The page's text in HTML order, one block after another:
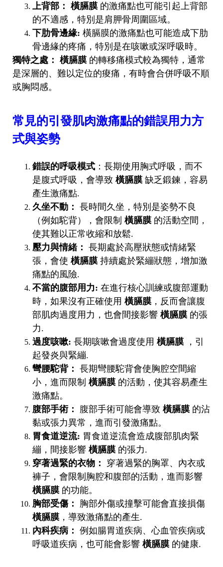
上背部：
橫膈膜 的激痛點也可能引起上背部
的不適感，特別是肩胛骨周圍區域。
下肋骨邊緣: 橫膈膜的激痛點也可能造成下肋
骨邊緣的疼痛，特別是在咳嗽或深呼吸時。
獨特之處：
橫膈膜 的轉移痛模式較為獨特，通常
是深層的、難以定位的痠痛，有時會合併呼吸不順
或胸悶感。
常見的引發肌肉激痛點的錯誤用力方
式與姿勢
錯誤的呼吸模式 ：長期使用胸式呼吸，而不
是腹式呼吸，會導致橫膈膜 缺乏鍛鍊，容易
產生激痛點.
久坐不動： 長時間久坐，特別是姿勢不良
（例如駝背），會限制橫膈膜 的活動空間，
使其難以正常收縮和放鬆.
壓力與情緒： 長期處於高壓狀態或情緒緊
張，會使橫膈膜 持續處於緊繃狀態，增加激
痛點的風險.
不當的腹部用力: 在進行核心訓練或腹部運動
時，如果沒有正確使用橫膈膜 ，反而會讓腹
部肌肉過度用力，也會間接影響橫膈膜 的張
力.
過度咳嗽: 長期咳嗽會過度使用橫膈膜 ，引
起發炎與緊繃.
彎腰駝背： 長期彎腰駝背會使胸腔空間縮
小，進而限制橫膈膜 的活動，使其容易產生
激痛點。
腹部手術：
腹部手術可能會導致橫膈膜 的沾
黏或張力異常，進而引發激痛點。
胃食道逆流: 胃食道逆流會造成腹部肌肉緊
繃，間接影響橫膈膜 的張力.
穿著過緊的衣物：
穿著過緊的胸罩、內衣或
褲子，會限制胸腔和腹部的活動，進而影響
橫膈膜 的功能。
胸部受傷：
胸部外傷或撞擊可能會直接損傷
橫膈膜 ，導致激痛點的產生.
內科疾病： 例如腸胃道疾病、心血管疾病或
呼吸道疾病，也可能會影響橫膈膜 的健康.